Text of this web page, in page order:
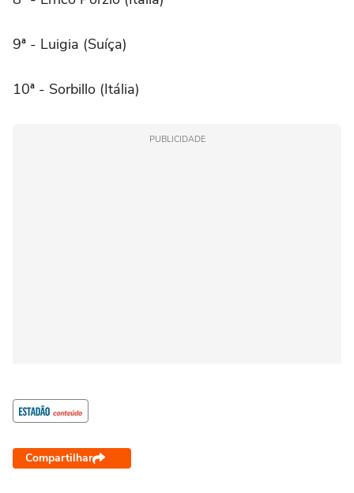
9ª - Luigia (Suíça)
10ª - Sorbillo (Itália)
PUBLICIDADE
Compartilhar